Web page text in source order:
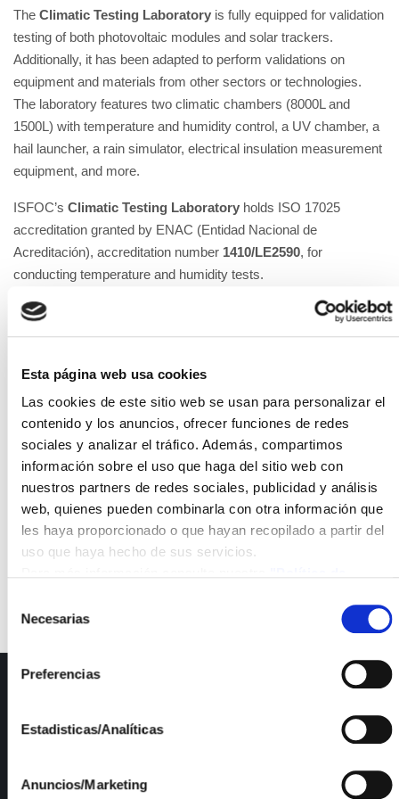
Esta página web usa cookies
Las cookies de este sitio web se usan para personalizar el
contenido y los anuncios, ofrecer funciones de redes
sociales y analizar el tráfico. Además, compartimos
información sobre el uso que haga del sitio web con
nuestros partners de redes sociales, publicidad y análisis
web, quienes pueden combinarla con otra información que
les haya proporcionado o que hayan recopilado a partir del
uso que haya hecho de sus servicios.
Necesarias
Preferencias
Estadisticas/Analíticas
Anuncios/Marketing
The Climatic Testing Laboratory is fully equipped for validation
testing of both photovoltaic modules and solar trackers.
Additionally, it has been adapted to perform validations on
equipment and materials from other sectors or technologies.
The laboratory features two climatic chambers (8000L and
1500L) with temperature and humidity control, a UV chamber, a
hail launcher, a rain simulator, electrical insulation measurement
equipment, and more.
ISFOC’s Climatic Testing Laboratory holds ISO 17025
accreditation granted by ENAC (Entidad Nacional de
Acreditación), accreditation number 1410/LE2590, for
conducting temperature and humidity tests.
TheClimatic Testing Laboratory
is used for verification and
validation in research on module repair techniques to assess the
About us
Services